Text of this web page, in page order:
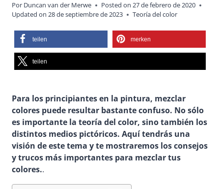
Por Duncan van der Merwe Posted on 27 de febrero de 2020
Updated on 28 de septiembre de 2023 Teoría del color
teilen merken
teilen
Para los principiantes en la pintura, mezclar
colores puede resultar bastante confuso. No sólo
es importante la teoría del color, sino también los
distintos medios pictóricos. Aquí tendrás una
visión de este tema y te mostraremos los consejos
y trucos más importantes para mezclar tus
colores..